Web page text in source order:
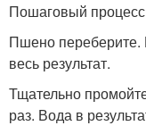
Пошаговый
Пшено переберите.
весь результат.
Тщательно
раз. Вода в